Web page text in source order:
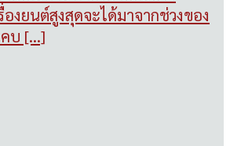
งยนต์สูงสุดจะได้มาจากช่วงของ
บ [...]